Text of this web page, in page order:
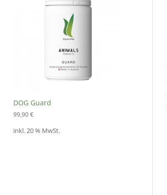
DOG Guard
99,90€
inkl. 20 % MwSt.